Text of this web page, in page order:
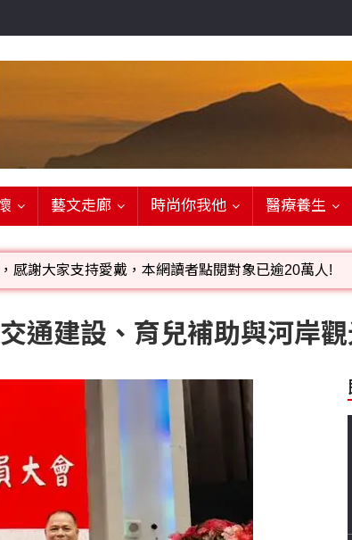
藝文走廊 時尚你我他 醫療養生
感謝大家支持愛戴，本網讀者點閱對象已逾20萬人!
通建設、育兒補助與河岸